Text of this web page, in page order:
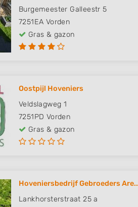
Burgemeester Galleestr 5
7251EA Vorden
Gras & gazon
Oostpijl Hoveniers
Veldslagweg 1
7251PD Vorden
Gras & gazon
Hoveniersbedrijf Gebroeders Are..
Lankhorsterstraat 25 a